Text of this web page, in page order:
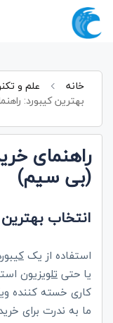
خانه علم و
بهترین کیبورد:
راهنمای
(بی سیم)
انتخاب بهترین
استفاده از یک
یا حتیتلویزیون
کاری خسته کننده
ما به ندرت برای